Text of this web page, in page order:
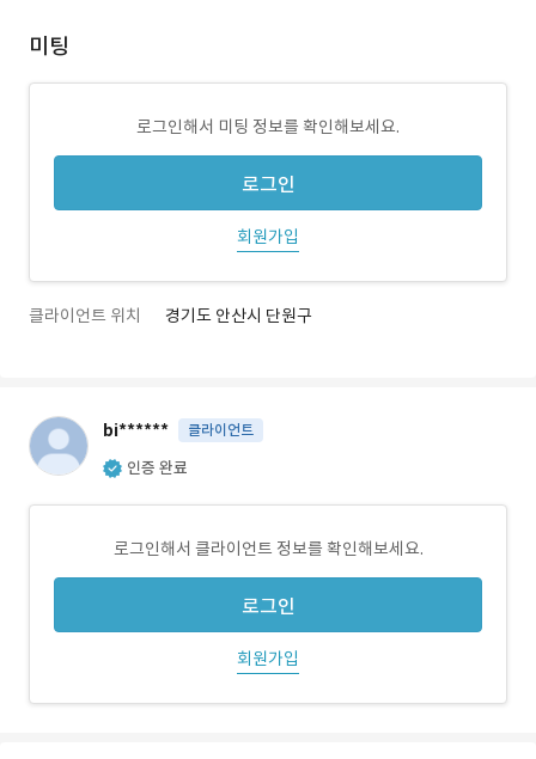
미팅
로그인해서 미팅 정보를 확인해보세요.
로그인
회원가입
클라이언트 위치 경기도 안산시 단원구
bi****** 클라이언트
인증 완료
로그인해서 클라이언트 정보를 확인해보세요.
로그인
회원가입